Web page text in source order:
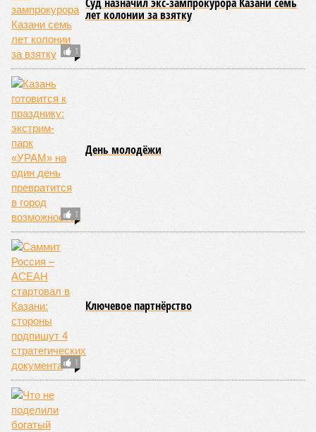
1
лет колонии за взятку
1
День молодёжи
1
Ключевое партнёрство